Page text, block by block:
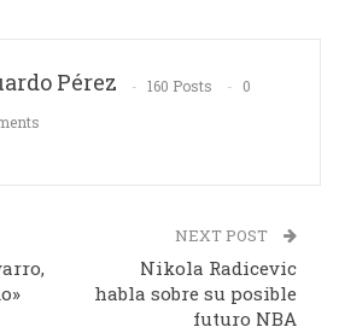
Pérez 160 Posts
0
NEXT POST
Nikola Radicevic
habla sobre su posible
futuro NBA